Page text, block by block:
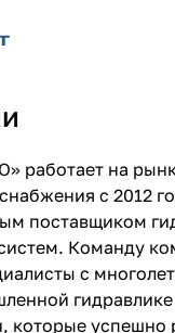
работает на
с 2012
поставщиком
Команду
с
гидравлике
которые успешно